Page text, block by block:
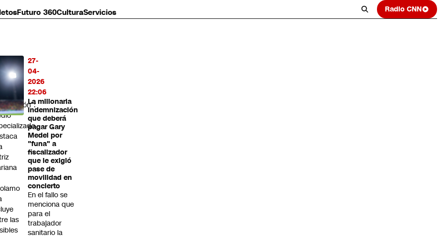
Futuro 360CulturaServicios Radio CNN
27-
04-
2026
22:06
La millonaria
indemnización
que deberá
pagar Gary
Medel por
"funa" a
fiscalizador
que le exigió
pase de
movilidad en
concierto
En el fallo se
menciona que
para el
trabajador
sanitario la
las